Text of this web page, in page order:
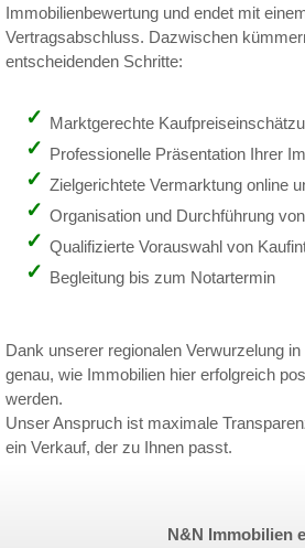
Immobilienbewertung und endet mit
Vertragsabschluss. Dazwischen
entscheidenden Schritte:
Marktgerechte
Professionelle Präsentation Ihrer
Zielgerichtete Vermarktung online
Organisation und Durchführung
Qualifizierte Vorauswahl von
Begleitung bis zum Notartermin
Dank unserer regionalen Verwurzelung
genau, wie Immobilien hier erfolgreich
werden.
Unser Anspruch ist maximale
ein Verkauf, der zu Ihnen passt.
N&N Immobilien